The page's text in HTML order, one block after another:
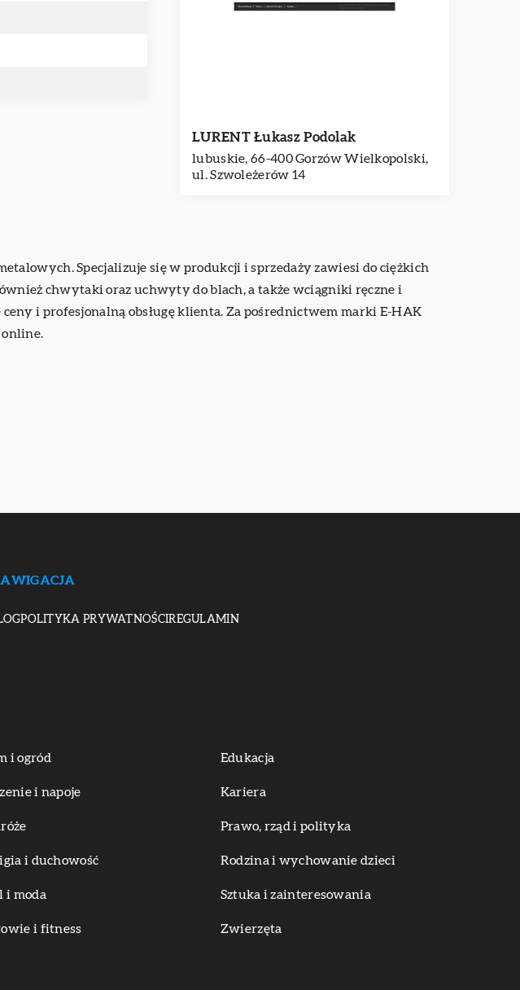
LURENT Łukasz Podolak
lubuskie, 66-400 Gorzów Wielkopolski,
ul. Szwoleżerów 14
Specjalizuje się w produkcji i sprzedaży zawiesi do ciężkich
chwytaki oraz uchwyty do blach, a także wciągniki ręczne i
i profesjonalną obsługę klienta. Za pośrednictwem marki E-HAK
POLITYKA PRYWATNOŚCIREGULAMIN
i ogród Edukacja
i napoje Kariera
Prawo, rząd i polityka
i duchowość Rodzina i wychowanie dzieci
i moda Sztuka i zainteresowania
i fitness Zwierzęta